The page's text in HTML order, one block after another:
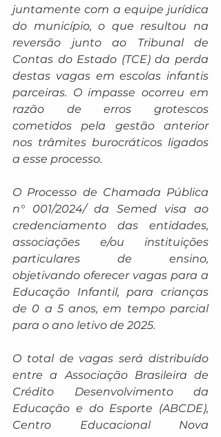
juntamente com a equipe jurídica
do município, o que resultou na
reversão junto ao Tribunal de
Contas do Estado (TCE) da perda
destas vagas em escolas infantis
parceiras. O impasse ocorreu em
razão de erros grotescos
cometidos pela gestão anterior
nos trâmites burocráticos ligados
a esse processo.
O Processo de Chamada Pública
n° 001/2024/ da Semed visa ao
credenciamento das entidades,
associações e/ou instituições
particulares de ensino,
objetivando oferecer vagas para a
Educação Infantil, para crianças
de 0 a 5 anos, em tempo parcial
para o ano letivo de 2025.
O total de vagas será distribuído
entre a Associação Brasileira de
Crédito Desenvolvimento da
Educação e do Esporte (ABCDE),
Centro Educacional Nova